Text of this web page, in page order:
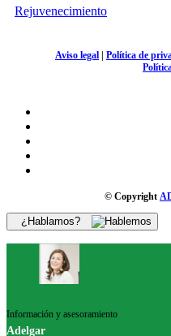
Rejuvenecimiento
Aviso legal | Política de
© Copyright
¿Hablamos?
Información y asesoramiento
Adelgar